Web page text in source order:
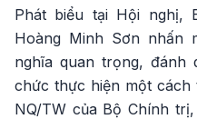
Phát biểu tại Hội nghị,
Hoàng Minh Sơn nhấn
nghĩa quan trọng,
chức thực hiện một cách
NQ/TW của Bộ Chính